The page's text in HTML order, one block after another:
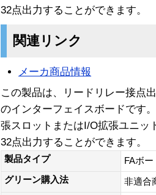
32点出力することができます。
関連リンク
メーカ商品情報
この製品は、リードリレー接点
のインターフェイスボードです
張スロットまたはI/O拡張ユニッ
32点出力することができます。
製品タイプ
FAボ
グリーン購入法
非適合